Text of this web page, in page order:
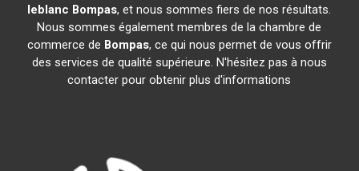
leblanc Bompas, et nous sommes fiers de nos résultats.
Nous sommes également membres de la chambre de
commerce de Bompas, ce qui nous permet de vous offrir
des services de qualité supérieure. N'hésitez pas à nous
contacter pour obtenir plus d'informations